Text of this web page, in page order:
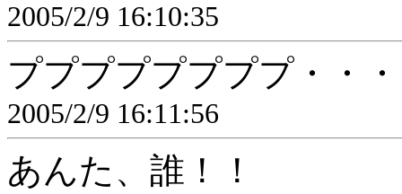
2005/2/9 16:10:35
ププププププププ・・
2005/2/9 16:11:56
あんた、誰！！